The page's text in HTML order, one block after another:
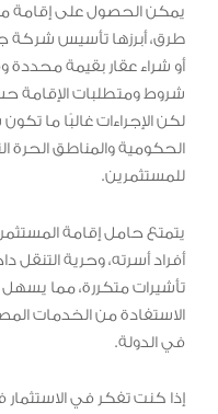
يمكن الحصول على إقامة
طرق، أبرزها تأسيس شركة
أو شراء عقار بقيمة محددة
شروط ومتطلبات الإقامة
لكن الإجراءات غالبًا ما
الحكومية والمناطق الحرة
للمستثمرين.
يتمتع حامل إقامة
أفراد أسرته، وحرية التنقل
تأشيرات متكررة، مما يسهل
الاستفادة من الخدمات
في الدولة.
إذا كنت تفكر في